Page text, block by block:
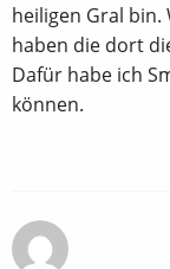
heiligen Gral
haben die dort
Dafür habe ich
können.